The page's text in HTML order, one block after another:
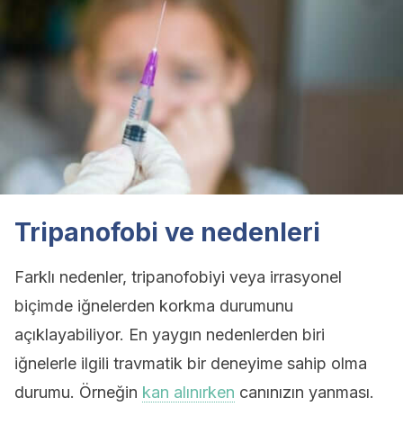
Tripanofobi ve nedenleri
Farklı nedenler, tripanofobiyi veya irrasyonel
biçimde iğnelerden korkma durumunu
açıklayabiliyor. En yaygın nedenlerden biri
iğnelerle ilgili travmatik bir deneyime sahip olma
durumu. Örneğin kan alınırken canınızın yanması.